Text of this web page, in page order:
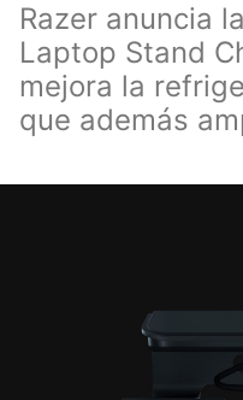
Razer anuncia
Laptop Stand
mejora la
que además